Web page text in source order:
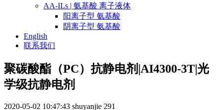
AA-ILs | 氨基酸 离子液体
阳离子型 氨基酸
阴离子型 氨基酸
English
联系我们
聚碳酸酯（PC）抗静电剂|AI4300-3T|光
学级抗静电剂
2020-05-02 10:47:43 shuyanjie 291